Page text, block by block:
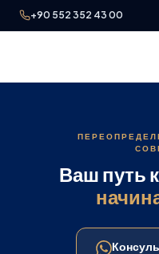
+90 552 352 43 00
Ваш путь